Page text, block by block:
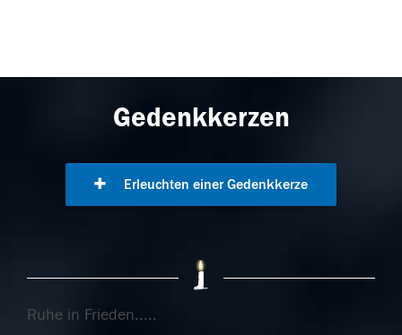
Gedenkkerzen
Erleuchten einer Gedenkkerze
Ruhe in Frieden.....